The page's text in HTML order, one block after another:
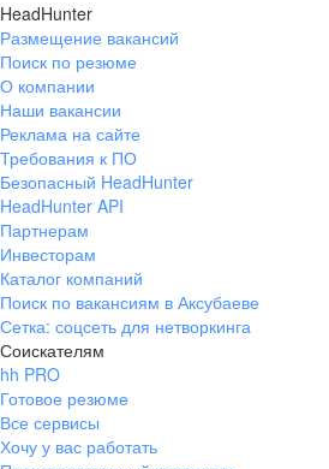
HeadHunter
Размещение вакансий
Поиск по резюме
О компании
Наши вакансии
Реклама на сайте
Требования к ПО
Безопасный HeadHunter
HeadHunter API
Партнерам
Инвесторам
Каталог компаний
Поиск по вакансиям в Аксубаеве
Сетка: соцсеть для нетворкинга
Соискателям
hh PRO
Готовое резюме
Все сервисы
Хочу у вас работать